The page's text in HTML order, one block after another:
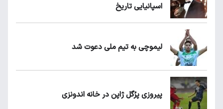
اسپانیایی تاریخ
لیموچی به تیم ملی دعوت شد
پیروزی پرُگل ژاپن در خانه اندونزی